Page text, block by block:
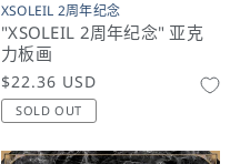
XSOLEIL 2周年纪念
"XSOLEIL 2周年纪念" 亚克
力板画
常
规
价
格
$22.36 USD
SOLD OUT